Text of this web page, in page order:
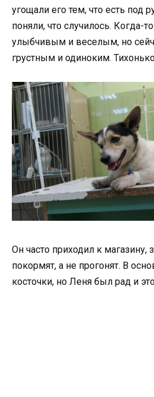
угощали его тем, что есть под
поняли, что случилось. Когда-
улыбчивым и веселым, но
грустным и одиноким.
Он часто приходил к магазину,
покормят, а не прогонят. В
косточки, но Леня был рад и